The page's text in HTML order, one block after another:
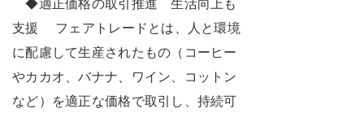
◆適正価格の取引推進 生活向上も
支援 フェアトレードとは、人と環境
に配慮して生産されたもの（コーヒー
やカカオ、バナナ、ワイン、コットン
など）を適正な価格で取引し、持続可